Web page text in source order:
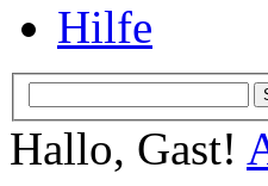
Hilfe
Hallo, Gast!